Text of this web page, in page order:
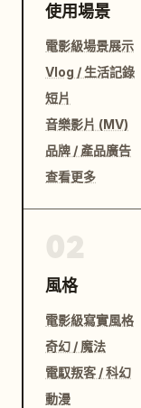
使用場景
電影級場景展示
Vlog / 生活記錄
短片
音樂影片 (MV)
品牌 / 產品廣告
查看更多
風格
電影級寫實風格
奇幻 / 魔法
電馭叛客 / 科幻
動漫